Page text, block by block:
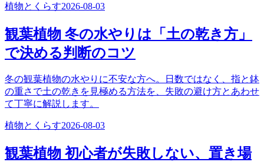
植物とくらす2026-08-03
観葉植物 冬の水やりは「土の乾き方」
で決める判断のコツ
冬の観葉植物の水やりに不安な方へ。日数ではなく、指と鉢
の重さで土の乾きを見極める方法を、失敗の避け方とあわせ
て丁寧に解説します。
植物とくらす2026-08-03
観葉植物 初心者が失敗しない、置き場